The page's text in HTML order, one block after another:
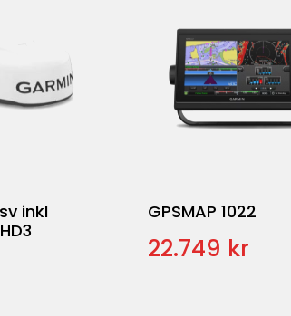
inkl
GPSMAP 1022
22.749 kr